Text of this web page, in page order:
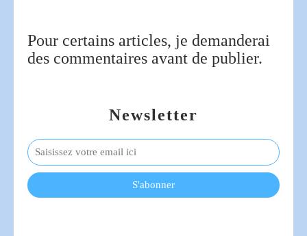
Newsletter
Pour certains articles, je demanderai
des commentaires avant de publier.